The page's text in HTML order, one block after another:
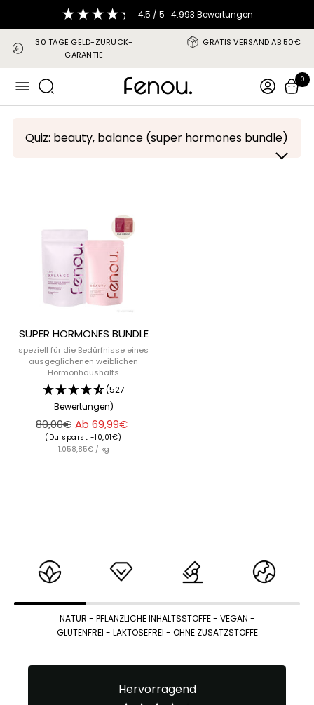
Inhalt
4,5 / 5 4.993 Bewertungen
30 TAGE GELD-ZURÜCK-
GARANTIE
GRATIS VERSAND AB 50€
Navigation fenou 0
Quiz: beauty, balance (super hormones bundle)
SUPER HORMONES BUNDLE
speziell für die Bedürfnisse eines
ausgeglichenen weiblichen
Hormonhaushalts
(527
Bewertungen)
Angebotspreis
Ab 69,99€
Regulärer
Preis
80,00€
(Du sparst -10,01€)
1.058,85€ / kg
NATUR - PFLANZLICHE INHALTSSTOFFE - VEGAN -
GLUTENFREI - LAKTOSEFREI - OHNE ZUSATZSTOFFE
Hervorragend